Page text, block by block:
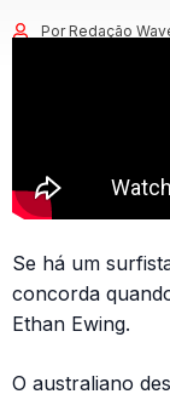
Por Redação
Se há um
concorda
Ethan Ewing.
O australiano